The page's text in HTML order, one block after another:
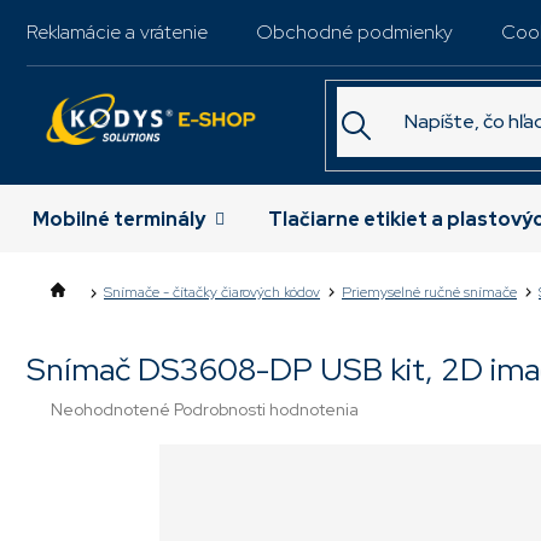
Reklamácie a vrátenie Obchodné podmienky
Mobilné terminály Tlačiarne etikiet a
Snímače - čítačky čiarových kódov Priemyselné ručné snímače
Snímač DS3608-DP USB kit, 2D
Priemerné
Neohodnotené Podrobnosti hodnotenia